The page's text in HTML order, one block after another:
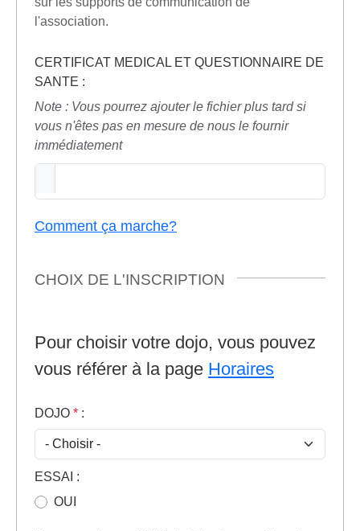
l'association.
CERTIFICAT MEDICAL ET QUESTIONNAIRE DE
SANTE :
Note : Vous pourrez ajouter le fichier plus tard si
vous n'êtes pas en mesure de nous le fournir
immédiatement
Comment ça marche?
CHOIX DE L'INSCRIPTION
Pour choisir votre dojo, vous pouvez
vous référer à la page Horaires
DOJO * :
ESSAI :
OUI